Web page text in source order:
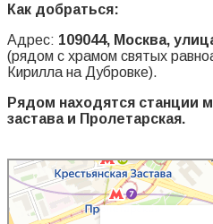
Как добраться:
Адрес: 109044, Москва,
(рядом с храмом святых
Кирилла на Дубровке).
Рядом находятся станции
застава и Пролетарская.
Москва
Улица Мельникова, 7/9 с2 — Яндекс